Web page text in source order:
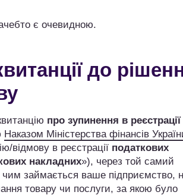
є очевидною.
до
про зупинення в реєстрації
Наказом Міністерства фінансів
відмову в реєстрації податкових
накладних»), через той самий
займається ваше підприємство,
товару чи послуги, за якою було